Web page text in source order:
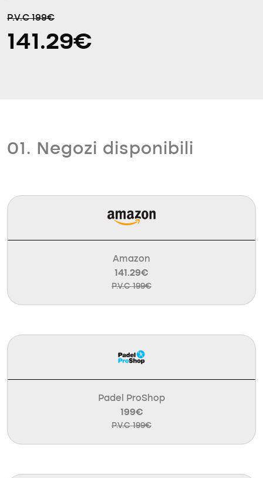
P.V.C 199€
141.29€
01. Negozi disponibili
Amazon
141.29€
P.V.C 199€
Padel ProShop
199€
P.V.C 199€